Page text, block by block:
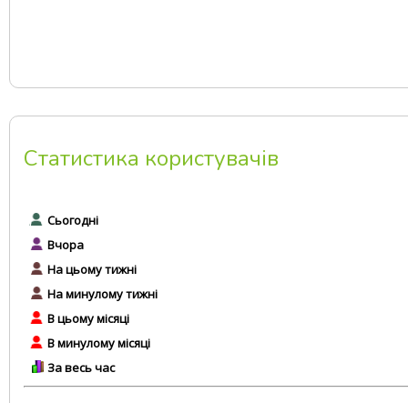
Статистика користувачів
Сьогодні
Вчора
На цьому тижні
На минулому тижні
В цьому місяці
В минулому місяці
За весь час